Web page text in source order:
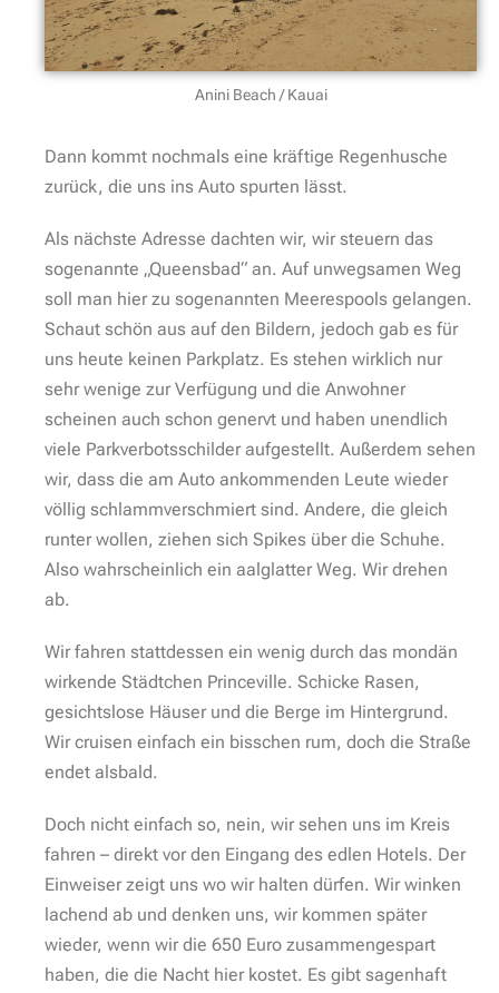
Anini Beach / Kauai
Dann kommt nochmals eine kräftige Regenhusche
zurück, die uns ins Auto spurten lässt.
Als nächste Adresse dachten wir, wir steuern das
sogenannte „Queensbad“ an. Auf unwegsamen Weg
soll man hier zu sogenannten Meerespools gelangen.
Schaut schön aus auf den Bildern, jedoch gab es für
uns heute keinen Parkplatz. Es stehen wirklich nur
sehr wenige zur Verfügung und die Anwohner
scheinen auch schon genervt und haben unendlich
viele Parkverbotsschilder aufgestellt. Außerdem sehen
wir, dass die am Auto ankommenden Leute wieder
völlig schlammverschmiert sind. Andere, die gleich
runter wollen, ziehen sich Spikes über die Schuhe.
Also wahrscheinlich ein aalglatter Weg. Wir drehen
ab.
Wir fahren stattdessen ein wenig durch das mondän
wirkende Städtchen Princeville. Schicke Rasen,
gesichtslose Häuser und die Berge im Hintergrund.
Wir cruisen einfach ein bisschen rum, doch die Straße
endet alsbald.
Doch nicht einfach so, nein, wir sehen uns im Kreis
fahren – direkt vor den Eingang des edlen Hotels. Der
Einweiser zeigt uns wo wir halten dürfen. Wir winken
lachend ab und denken uns, wir kommen später
wieder, wenn wir die 650 Euro zusammengespart
haben, die die Nacht hier kostet. Es gibt sagenhaft